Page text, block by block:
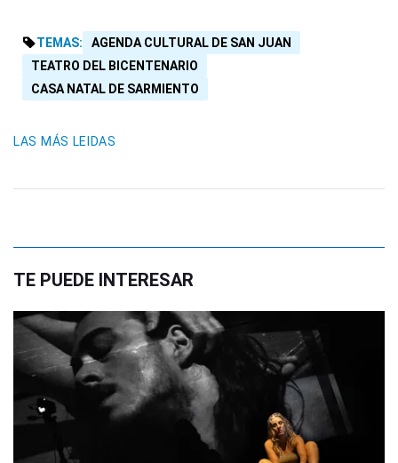
TEMAS:
AGENDA CULTURAL DE SAN JUAN
TEATRO DEL BICENTENARIO
CASA NATAL DE SARMIENTO
LAS MÁS LEIDAS
TE PUEDE INTERESAR